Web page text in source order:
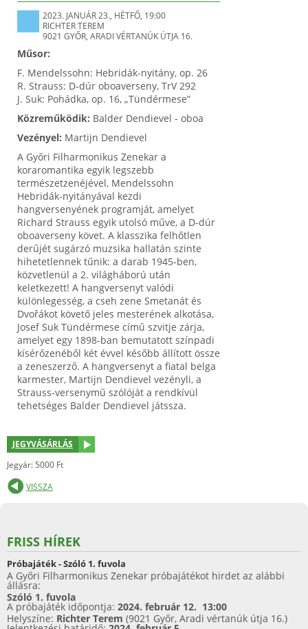
2023. JANUÁR 23., HÉTFŐ, 19:00
RICHTER TEREM
9021 GYŐR, ARADI VÉRTANÚK ÚTJA 16.
Műsor:
F. Mendelssohn: Hebridák-nyitány, op. 26
R. Strauss: D-dúr oboaverseny, TrV 292
J. Suk: Pohádka, op. 16, „Tündérmese”
Közreműködik: Balder Dendievel - oboa
Vezényel: Martijn Dendievel
A Győri Filharmonikus Zenekar a
koraromantika egyik legszebb
természetzenéjével, Mendelssohn
Hebridák-nyitányával kezdi
hangversenyének programját, amelyet
Richard Strauss egyik utolsó műve, a D-dúr
oboaverseny követ. A klasszika felhőtlen
derűjét sugárzó muzsika hallatán szinte
hihetetlennek tűnik: a darab 1945-ben,
közvetlenül a 2. világháború után
keletkezett! A hangversenyt valódi
különlegesség, a cseh zene Smetanát és
Dvořákot követő jeles mesterének alkotása,
Josef Suk Tündérmese című szvitje zárja,
amelyet egy 1898-ban bemutatott színpadi
kísérőzenéből két évvel később állított össze
a zeneszerző. A hangversenyt a fiatal belga
karmester, Martijn Dendievel vezényli, a
Strauss-versenymű szólóját a rendkívül
tehetséges Balder Dendievel játssza.
JEGYVÁSÁRLÁS
Jegyár: 5000 Ft
VISSZA
FRISS HÍREK
Próbajáték - Szóló 1. fuvola
A Győri Filharmonikus Zenekar próbajátékot hirdet az alábbi
állásra:
Szóló 1. fuvola
A próbajáték időpontja: 2024. február 12. 13:00
Helyszíne: Richter Terem (9021 Győr, Aradi vértanúk útja 16.)